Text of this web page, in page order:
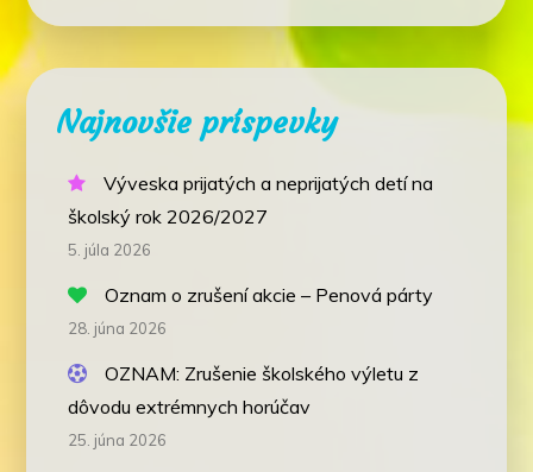
Najnovšie príspevky
Výveska prijatých a neprijatých detí na
školský rok 2026/2027
5. júla 2026
Oznam o zrušení akcie – Penová párty
28. júna 2026
OZNAM: Zrušenie školského výletu z
dôvodu extrémnych horúčav
25. júna 2026